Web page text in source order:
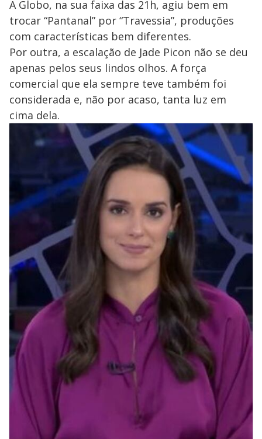
A Globo, na sua faixa das 21h, agiu bem em
trocar “Pantanal” por “Travessia”, produções
com características bem diferentes.
Por outra, a escalação de Jade Picon não se deu
apenas pelos seus lindos olhos. A força
comercial que ela sempre teve também foi
considerada e, não por acaso, tanta luz em
cima dela.